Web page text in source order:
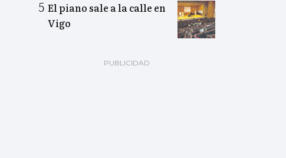
El piano sale a la calle en
Vigo